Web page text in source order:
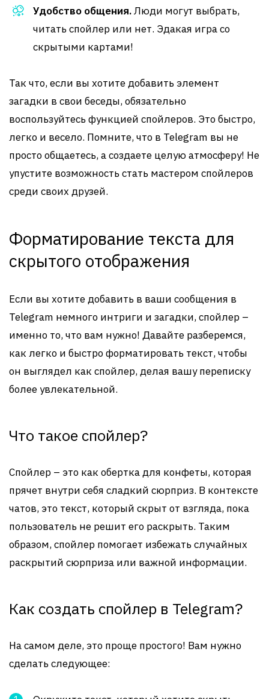
Удобство общения.Люди могут выбрать,
читать спойлер или нет. Эдакая игра со
скрытыми картами!
Так что, если вы хотите добавить элемент
загадки в свои беседы, обязательно
воспользуйтесь функцией спойлеров. Это быстро,
легко и весело. Помните, что в Telegram вы не
просто общаетесь, а создаете целую атмосферу! Не
упустите возможность стать мастером спойлеров
среди своих друзей.
Форматирование текста для
скрытого отображения
Если вы хотите добавить в ваши сообщения в
Telegram немного интриги и загадки, спойлер –
именно то, что вам нужно! Давайте разберемся,
как легко и быстро форматировать текст, чтобы
он выглядел как спойлер, делая вашу переписку
более увлекательной.
Что такое спойлер?
Спойлер – это как обертка для конфеты, которая
прячет внутри себя сладкий сюрприз. В контексте
чатов, это текст, который скрыт от взгляда, пока
пользователь не решит его раскрыть. Таким
образом, спойлер помогает избежать случайных
раскрытий сюрприза или важной информации.
Как создать спойлер в Telegram?
На самом деле, это проще простого! Вам нужно
сделать следующее: